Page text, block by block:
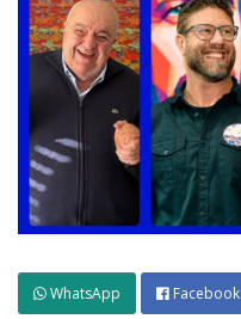
WhatsApp Facebook